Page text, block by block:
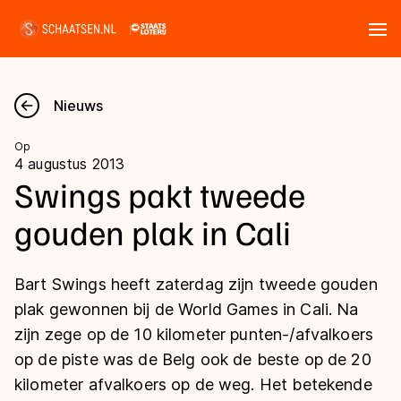
Nieuws
Kalender
Disciplines
Langebaan
Shorttrack
Inlineskaten
Uitslagen
Langebaan
Shorttrack
Marathon
Tijden & historie
Ranglijsten Langebaan
Nieuws
Op
4 augustus 2013
Swings pakt tweede
gouden plak in Cali
Bart Swings heeft zaterdag zijn tweede gouden
plak gewonnen bij de World Games in Cali. Na
zijn zege op de 10 kilometer punten-/afvalkoers
op de piste was de Belg ook de beste op de 20
kilometer afvalkoers op de weg. Het betekende